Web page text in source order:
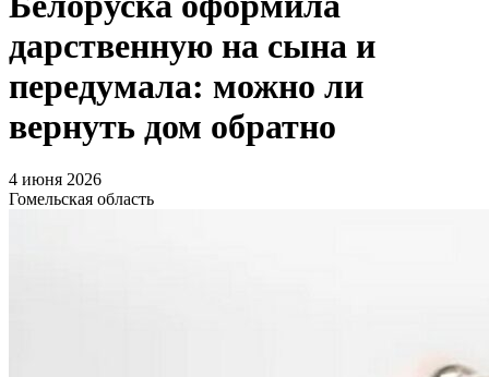
дарственную на сына и
передумала: можно ли
вернуть дом обратно
4 июня 2026
Гомельская область